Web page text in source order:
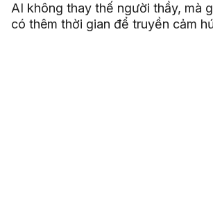
AI không thay thế người thầy, mà
có thêm thời gian để truyền cảm